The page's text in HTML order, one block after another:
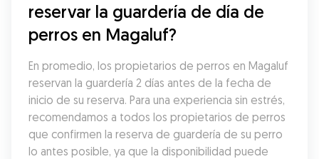
reservar la guardería de día de
perros en Magaluf?
En promedio, los propietarios de perros en Magaluf
reservan la guardería 2 días antes de la fecha de
inicio de su reserva. Para una experiencia sin estrés,
recomendamos a todos los propietarios de perros
que confirmen la reserva de guardería de su perro
lo antes posible, ya que la disponibilidad puede